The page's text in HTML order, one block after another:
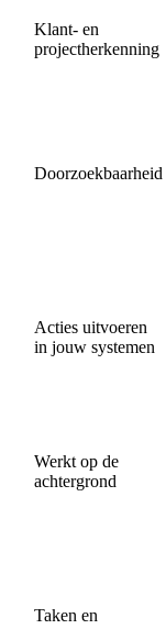
Klant- en
projectherkenning
Doorzoekbaarheid
Acties uitvoeren
in jouw systemen
Werkt op de
achtergrond
Taken en